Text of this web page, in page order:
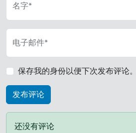
名字*
电子邮件*
保存我的身份以便下次发布评论。
还没有评论